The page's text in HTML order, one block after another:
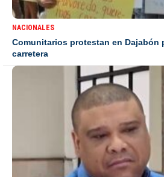
NACIONALES
Comunitarios protestan en Dajabón
carretera